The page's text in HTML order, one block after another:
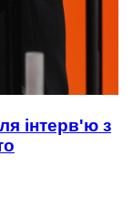
інтерв'ю з